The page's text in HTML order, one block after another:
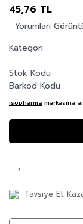
45,76 TL
Yorumları
Kategori
Stok Kodu
Barkod Kodu
isopharma markasına
Tavsiye Et